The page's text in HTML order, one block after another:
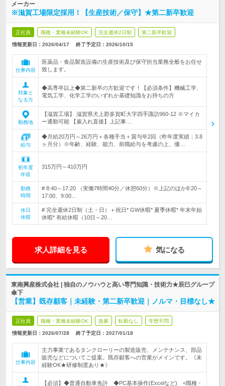
メーカー
※滋賀工場限定採用！【生産技術／保守】★第二新卒歓迎
正社員 職種・業種未経験OK 完全週休2日制 第二新卒歓迎
情報更新日：2026/04/17 終了予定日： 2026/10/15
仕事内容
医薬品・食品製造設備の生産技術及び保守担当業務全般をお任せ
致します。
対象と
なる方
◆高専卒以上◆第二新卒の方歓迎です！【必須条件】機械工学、
電気工学、化学工学のいずれか基礎知識をお持ちの方
勤務地
【滋賀工場】 滋賀県犬上郡多賀町大字四手諏訪960-12 ※マイカ
ー通勤可能 【雇入れ直後】上記事…
給与
◆月給20万円～26万円＋各種手当＋賞与年2回（昨年度実績：3.8
ヶ月分）※年齢、経験、能力、前職給与を考慮の上、優…
初年度
年収
315万円～410万円
勤務
時間
# 8:40～17:20 （実働7時間40分／休憩60分）※上記のほか8:20～
17:00、9:00…
休日
休暇
# 完全週休2日制（土・日）＋祝日* GW休暇* 夏季休暇* 年末年始
休暇* 有給休暇（10日～20…
求人詳細を見る 気になる
東南興産株式会社 | 独自のノウハウと高い専門知識・技術力★辰巳グループ
傘下
【営業】既存顧客｜未経験・第二新卒歓迎｜ノルマ・目標なし★
正社員 職種・業種未経験OK 急募 転勤なし 学歴不問
情報更新日：2026/07/28 終了予定日： 2027/01/18
仕事内容
主力事業であるタンクローリーの製造販売、メンテナンス、部品
販売などについてご提案。既存顧客への営業がメインです。《未
経験OK★研修制度あり★》
【必須】◆普通自動車免許 ◆PC基本操作(Excelなど) <職種・